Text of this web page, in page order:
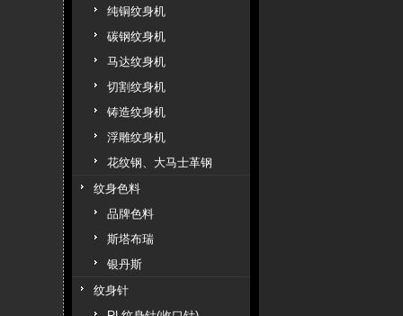
纯铜纹身机
碳钢纹身机
马达纹身机
切割纹身机
铸造纹身机
浮雕纹身机
花纹钢、大马士革钢
纹身色料
品牌色料
斯塔布瑞
银丹斯
纹身针